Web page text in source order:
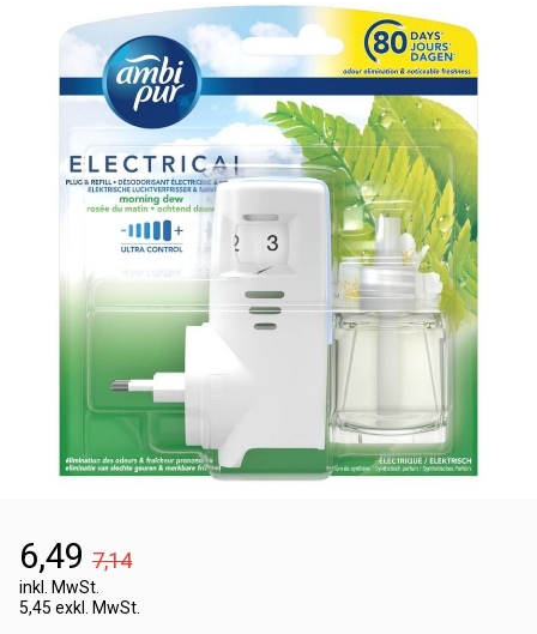
6,49 7,14
inkl. MwSt.
5,45 exkl. MwSt.